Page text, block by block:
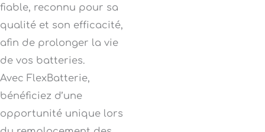
fiable, reconnu pour sa
qualité et son efficacité,
afin de prolonger la vie
de vos batteries.
Avec FlexBatterie,
bénéficiez d’une
opportunité unique lors